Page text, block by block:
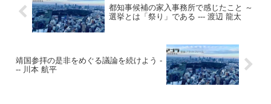
都知事候補の家入事務所で感じたこと ～
選挙とは「祭り」である --- 渡辺 龍太
靖国参拝の是非をめぐる議論を続けよう -
-- 川本 航平